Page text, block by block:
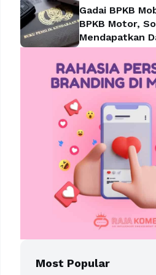
Gadai BPKB
BPKB Motor,
Mendapatkan
Kehilangan
Most Popular